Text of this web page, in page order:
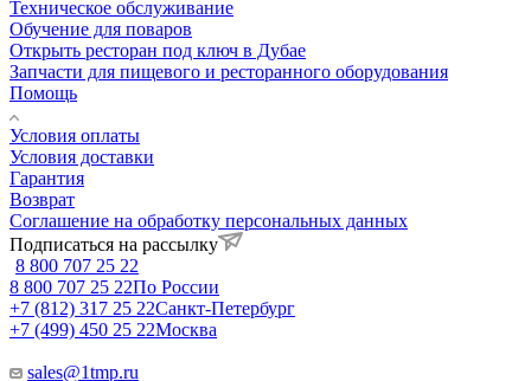
Техническое обслуживание
Обучение для поваров
Открыть ресторан под ключ в Дубае
Запчасти для пищевого и ресторанного оборудования
Помощь
Условия оплаты
Условия доставки
Гарантия
Возврат
Соглашение на обработку персональных данных
Подписаться на рассылку
8 800 707 25 22
8 800 707 25 22По России
+7 (812) 317 25 22Санкт-Петербург
+7 (499) 450 25 22Москва
sales@1tmp.ru